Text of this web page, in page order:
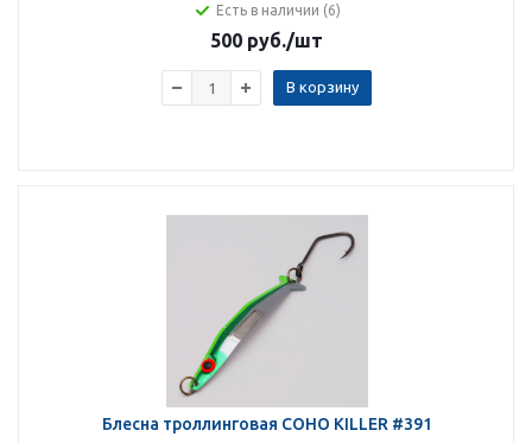
Есть в наличии (6)
500 руб./шт
В корзину
Блесна троллинговая COHO KILLER #391